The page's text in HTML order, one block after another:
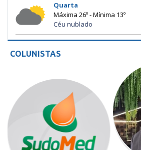
Quarta
Máxima 26º - Mínima 13º
Céu nublado
COLUNISTAS